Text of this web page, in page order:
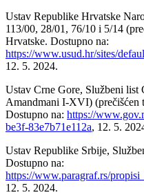
Ustav Republike Hrvatske
113/00, 28/01, 76/10 i 5/14
Hrvatske. Dostupno na:
https://www.usud.hr/sites/
12. 5. 2024.
Ustav Crne Gore, Službeni list
Amandmani I-XVI) (prečišćen
Dostupno na: https://
be3f-83e7b71e112a, 12. 5.
Ustav Republike Srbije,
Dostupno na:
https://www.paragraf.rs/
12. 5. 2024.